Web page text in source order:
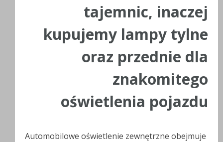
tajemnic, inaczej
kupujemy lampy tylne
oraz przednie dla
znakomitego
oświetlenia pojazdu
Automobilowe oświetlenie zewnętrzne obejmuje